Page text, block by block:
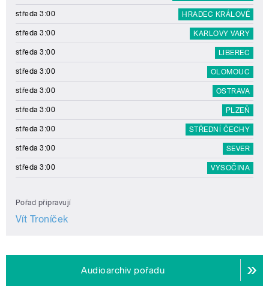
středa 3:00 HRADEC KRÁLOVÉ
středa 3:00 KARLOVY VARY
středa 3:00 LIBEREC
středa 3:00 OLOMOUC
středa 3:00 OSTRAVA
středa 3:00 PLZEŇ
středa 3:00 STŘEDNÍ ČECHY
středa 3:00 SEVER
středa 3:00 VYSOČINA
Pořad připravují
Vít Troníček
Audioarchiv pořadu